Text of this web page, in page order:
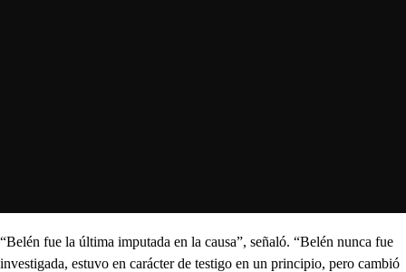
“Belén fue la última imputada en la causa”, señaló. “Belén nunca fue
investigada, estuvo en carácter de testigo en un principio, pero cambió